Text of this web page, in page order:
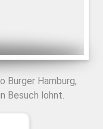
Burger Hamburg,
Besuch lohnt.